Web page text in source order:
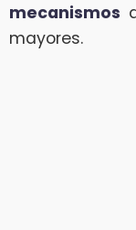
mecanismos
mayores.